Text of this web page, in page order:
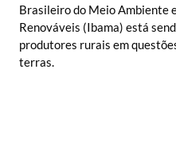
Brasileiro do Meio Ambiente
Renováveis (Ibama) está
produtores rurais em
terras.